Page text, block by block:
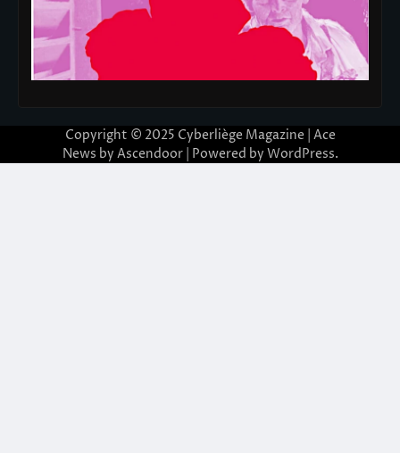
Copyright © 2025 Cyberliège Magazine | Ace
News by Ascendoor| Powered by WordPress.